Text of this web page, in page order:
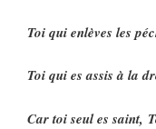
Toi qui enlèves les
Toi qui es assis à la
Car toi seul es saint,